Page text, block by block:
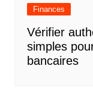
Finances
Vérifier
simples
bancaires